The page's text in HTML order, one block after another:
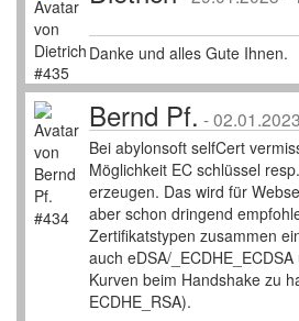
Danke und alles Gute Ihnen.
Bernd Pf. -
Bei abylonsoft selfCert
Möglichkeit EC schlüssel
erzeugen. Das wird für
aber schon dringend
Zertifikatstypen zusammen
auch eDSA/
Kurven beim Handshake zu
ECDHE_RSA).